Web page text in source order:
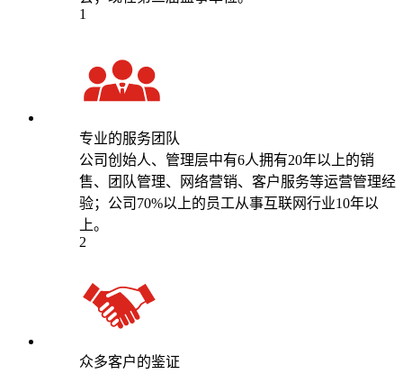
1
专业的服务团队
公司创始人、管理层中有6人拥有20年以上的销
售、团队管理、网络营销、客户服务等运营管理经
验；公司70%以上的员工从事互联网行业10年以
上。
2
众多客户的鉴证